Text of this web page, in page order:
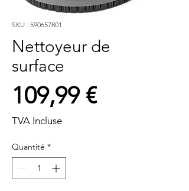
SKU : 590657801
Nettoyeur de
surface
109,99 €Prix
TVA Incluse
Quantité *